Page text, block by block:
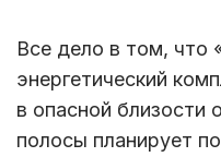
Все дело в том, что
энергетический
в опасной близости
полосы планирует